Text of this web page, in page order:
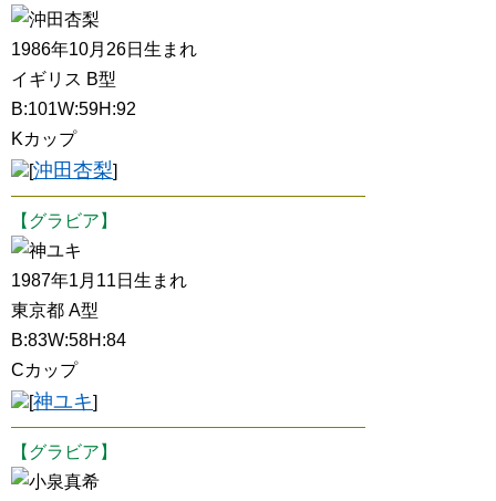
沖田杏梨
1986年10月26日生まれ
イギリス B型
B:101W:59H:92
Kカップ
[沖田杏梨]
【グラビア】
神ユキ
1987年1月11日生まれ
東京都 A型
B:83W:58H:84
Cカップ
[神ユキ]
【グラビア】
小泉真希